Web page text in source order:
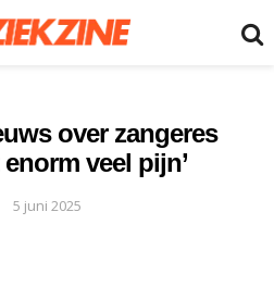
over zangeres
veel pijn’
5 juni 2025